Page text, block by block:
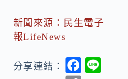
新聞來源：民生電子
報LifeNews
分享連結：
F